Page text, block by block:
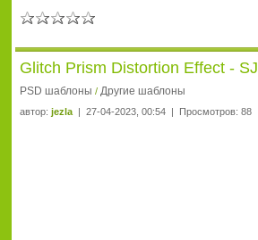
Glitch Prism Distortion Effect -
PSD шаблоны / Другие шаблоны
автор: jezla | 27-04-2023, 00:54 | Просмотров: 88